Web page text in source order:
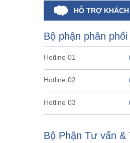
HỖ TRỢ
Bộ phận phân
Hotline 01
Hotline 02
Hotline 03
Bộ Phận Tư vấn &